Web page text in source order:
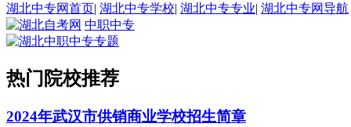
湖北中专网首页| 湖北中专学校| 湖北中专专业| 湖北中专网导航
中职中专
热门院校推荐
2024年武汉市供销商业学校招生简章